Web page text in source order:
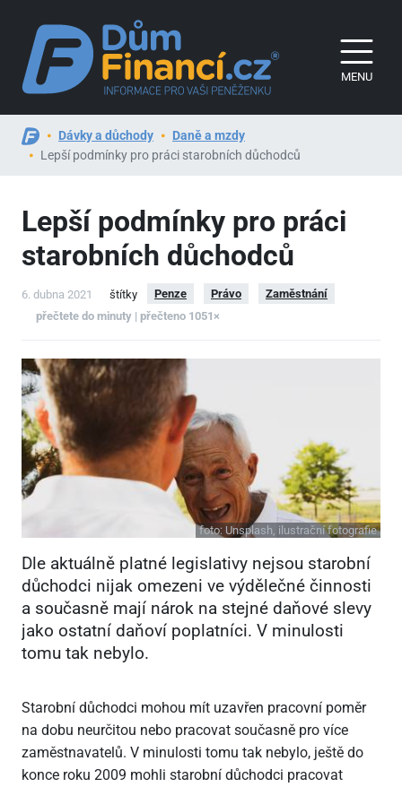
MENU
Dávky a důchody
Daně a mzdy
Lepší podmínky pro práci starobních důchodců
Lepší podmínky pro práci
starobních důchodců
6. dubna 2021 štítky Penze Právo
Zaměstnání
přečtete do minuty | přečteno 1051×
foto: Unsplash, ilustrační fotografie
Dle aktuálně platné legislativy nejsou starobní
důchodci nijak omezeni ve výdělečné činnosti
a současně mají nárok na stejné daňové slevy
jako ostatní daňoví poplatníci. V minulosti
tomu tak nebylo.
Starobní důchodci mohou mít uzavřen pracovní poměr
na dobu neurčitou nebo pracovat současně pro více
zaměstnavatelů. V minulosti tomu tak nebylo, ještě do
konce roku 2009 mohli starobní důchodci pracovat